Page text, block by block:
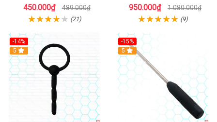
mẽ
450.000₫ 489.000₫
(21)
950.000₫ 1.080.000₫
(9)
-14%
5
-15%
Hot
5